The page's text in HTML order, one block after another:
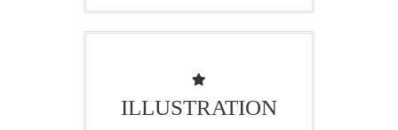
ILLUSTRATION